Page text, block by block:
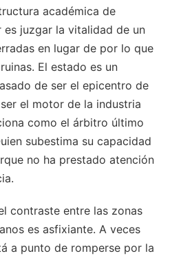
académica de
es juzgar la vitalidad de un
en lugar de por lo que
El estado es un
de ser el epicentro de
el motor de la industria
como el árbitro último
subestima su capacidad
no ha prestado atención
contraste entre las zonas
es asfixiante. A veces
a punto de romperse por la